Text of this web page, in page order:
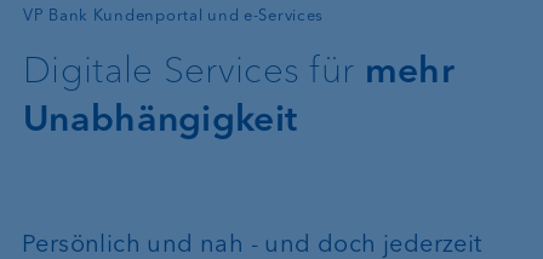
VP Bank Kundenportal und e-Services
—
Digitale Services für mehr
Unabhängigkeit
Persönlich und nah - und doch jederzeit